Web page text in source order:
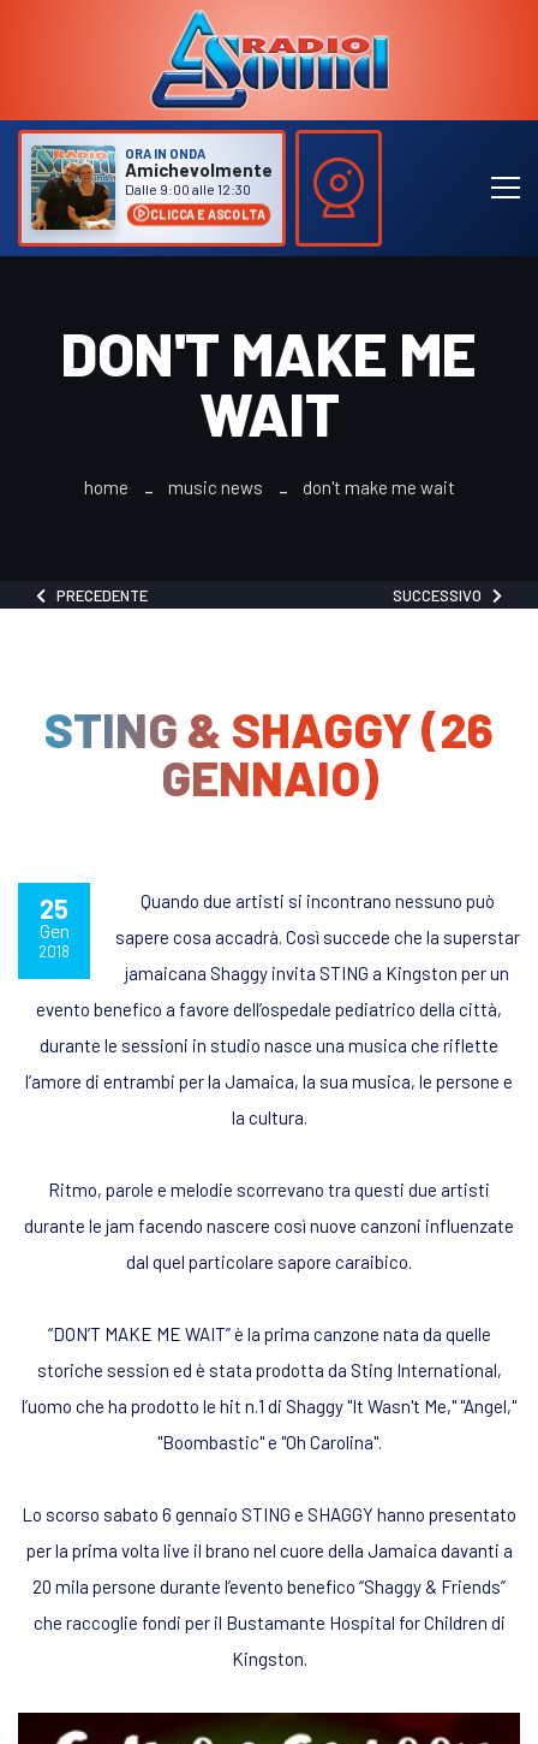
ORA IN ONDA
Amichevolmente
Dalle 9:00 alle 12:30
CLICCA E ASCOLTA
DON'T MAKE ME
WAIT
home music news don't make me wait
PRECEDENTE SUCCESSIVO
STING & SHAGGY (26
GENNAIO)
25
Gen
2018
Quando due artisti si incontrano nessuno può
sapere cosa accadrà. Così succede che la superstar
jamaicana Shaggy invita STING a Kingston per un
evento benefico a favore dell’ospedale pediatrico della città,
durante le sessioni in studio nasce una musica che riflette
l’amore di entrambi per la Jamaica, la sua musica, le persone e
la cultura.
Ritmo, parole e melodie scorrevano tra questi due artisti
durante le jam facendo nascere così nuove canzoni influenzate
dal quel particolare sapore caraibico.
“DON’T MAKE ME WAIT” è la prima canzone nata da quelle
storiche session ed è stata prodotta da Sting International,
l’uomo che ha prodotto le hit n.1 di Shaggy "It Wasn't Me," "Angel,"
"Boombastic" e "Oh Carolina".
Lo scorso sabato 6 gennaio STING e SHAGGY hanno presentato
per la prima volta live il brano nel cuore della Jamaica davanti a
20 mila persone durante l’evento benefico “Shaggy & Friends”
che raccoglie fondi per il Bustamante Hospital for Children di
Kingston.